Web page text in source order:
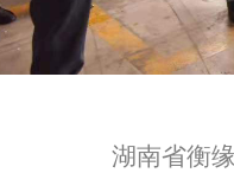
湖南省衡